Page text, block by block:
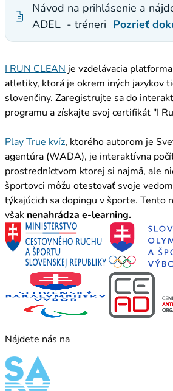
Návod na prihlásenie a
ADEL - tréneri Pozrieť
I RUN CLEAN je vzdelávacia
atletiky, ktorá je okrem iných jazykov
slovenčiny. Zaregistrujte sa do
programu a získajte svoj certifikát "I
Play True kvíz, ktorého autorom je
agentúra (WADA), je interaktívna
prostredníctvom ktorej si najmä, ale
športovci môžu otestovať svoje
týkajúcich sa dopingu v športe. Tento
však nenahrádza e-learning.
Nájdete nás na